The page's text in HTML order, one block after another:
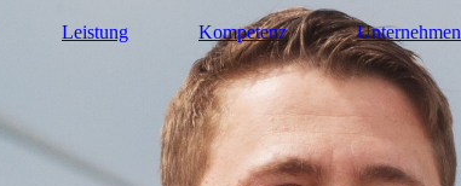
Leistung Kompetenz Unternehmen